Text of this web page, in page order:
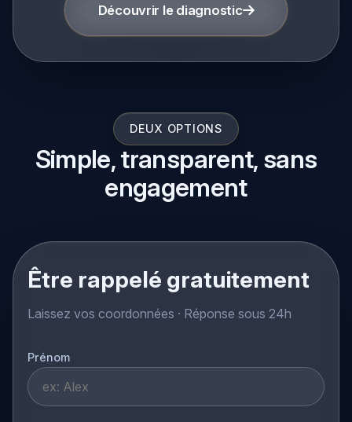
Découvrir le diagnostic
DEUX OPTIONS
Simple, transparent, sans
Être rappelé gratuitement
Prénom